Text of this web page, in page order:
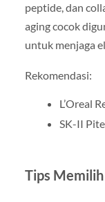
peptide, dan
aging cocok
untuk menjaga
Rekomendasi:
L’Oreal
SK-II
Tips